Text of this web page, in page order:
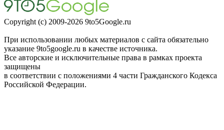
Copyright (c) 2009-2026 9to5Google.ru
При использовании любых материалов с сайта обязательно
указание 9to5google.ru в качестве источника.
Все авторские и исключительные права в рамках проекта
защищены
в соответствии с положениями 4 части Гражданского Кодекса
Российской Федерации.